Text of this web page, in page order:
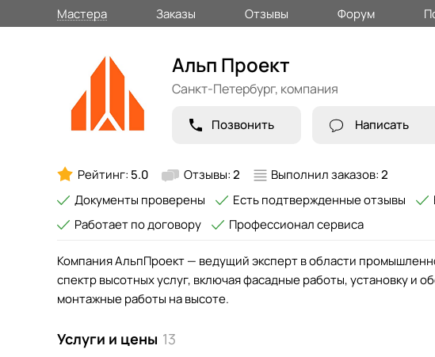
Мастера Заказы Отзывы Форум
Альп Проект
Санкт-Петербург, компания
Позвонить Написать
Рейтинг: 5.0 Отзывы:2 Выполнил заказов:2
Документы проверены
Есть подтвержденные отзывы
Работает по договору
Профессионал сервиса
Компания АльпПроект — ведущий эксперт в области
спектр высотных услуг, включая фасадные работы, установку и
монтажные работы на высоте.
Услуги и цены 13